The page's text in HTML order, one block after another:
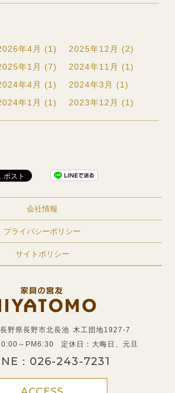
年4月 (1)
2025年12月 (2)
年1月 (7)
2024年11月 (1)
年4月 (1)
2024年3月 (1)
年1月 (1) 2023年12月 (1)
会社情報
プライバシーポリシー
サイトポリシー
野県長野市北長池 木工団地1927-7
～PM6:30
定休日：大晦日、元旦
： 026-243-7231